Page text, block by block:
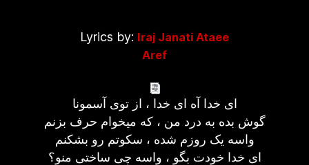
Lyrics by: Iraj Janati Ataee
Aref
ای خدا آه ای خدا ، از توی آسمونا
گوش بده به درد من ، که میخوام حرف بزنم
واسه یک روزم شده ، سکوتم رو بشکنم
ای خدا خودت بگو ، واسه چی ساختی منو؟